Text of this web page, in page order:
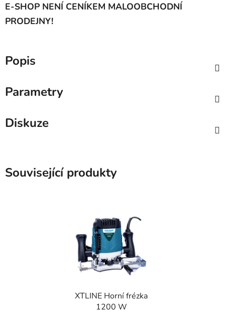
E-SHOP NENÍ CENÍKEM MALOOBCHODNÍ
PRODEJNY!
Popis
Parametry
Diskuze
Související produkty
XTLINE Horní frézka
1200 W